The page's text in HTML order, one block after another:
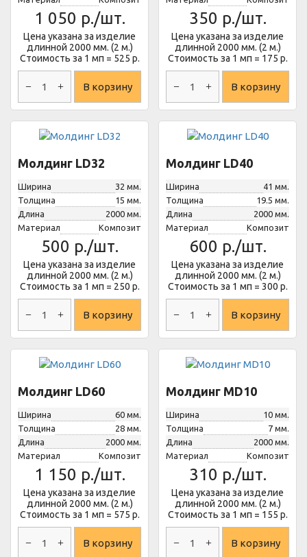
1 050 р./шт.
Цена указана за изделие
длинной 2000 мм. (2 м.)
Стоимость за 1 мп = 525 р.
В корзину
350 р./шт.
Цена указана за изделие
длинной 2000 мм. (2 м.)
Стоимость за 1 мп = 175 р.
В корзину
Молдинг LD32
Ширина
32 мм.
Толщина
15 мм.
Длина
2000 мм.
Материал
Композит
500 р./шт.
Цена указана за изделие
длинной 2000 мм. (2 м.)
Стоимость за 1 мп = 250 р.
В корзину
Молдинг LD40
Ширина
41 мм.
Толщина
19.5 мм.
Длина
2000 мм.
Материал
Композит
600 р./шт.
Цена указана за изделие
длинной 2000 мм. (2 м.)
Стоимость за 1 мп = 300 р.
В корзину
Молдинг LD60
Ширина
60 мм.
Толщина
28 мм.
Длина
2000 мм.
Материал
Композит
1 150 р./шт.
Цена указана за изделие
длинной 2000 мм. (2 м.)
Стоимость за 1 мп = 575 р.
В корзину
Молдинг MD10
Ширина
10 мм.
Толщина
7 мм.
Длина
2000 мм.
Материал
Композит
310 р./шт.
Цена указана за изделие
длинной 2000 мм. (2 м.)
Стоимость за 1 мп = 155 р.
В корзину